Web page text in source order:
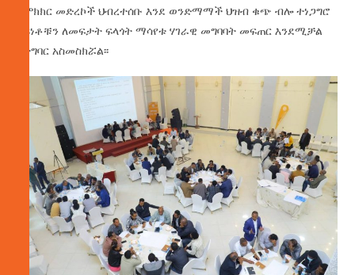
የምክክር መድረኮች ህብረተሰቡ እንደ ወንድማማች ህዝብ ቁጭ ብሎ ተነጋግሮ
ልዩነቶቹን ለመፍታት ፍላጎት ማሳየቱ ሃገራዊ መግባባት መፍጠር እንደሚቻል
በተግባር አስመስክሯል፡፡